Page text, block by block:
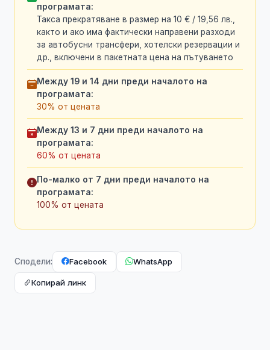
програмата:
Такса прекратяване в размер на 10 € / 19,56 лв.,
както и ако има фактически направени разходи
за автобусни трансфери, хотелски резервации и
др., включени в пакетната цена на пътуването
Между 19 и 14 дни преди началото на
програмата:
30% от цената
Между 13 и 7 дни преди началото на
програмата:
60% от цената
По-малко от 7 дни преди началото на
програмата:
100% от цената
Сподели: Facebook WhatsApp
Копирай линк